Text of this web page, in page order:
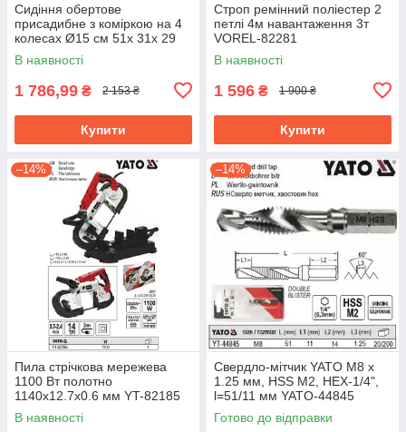
Сидіння обертове
присадибне з коміркою на 4
колесах Ø15 см 51х 31х 29
см, для навантаж.- 80 кгFLO-
90230
В наявності
1 786,99 ₴ 2 153 ₴
Купити
Строп ремінний поліестер 2
петлі 4м навантаження 3т
VOREL-82281
В наявності
1 596 ₴ 1 900 ₴
Купити
–14%
Пила стрічкова мережева
1100 Вт полотно
1140х12.7х0.6 мм YT-82185
В наявності
–14%
Свердло-мітчик YATO М8 х
1.25 мм, HSS М2, HEX-1/4",
l=51/11 мм YATO-44845
Готово до відправки